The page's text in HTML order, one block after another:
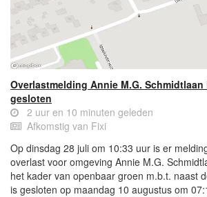
Overlastmelding Annie M.G.
gesloten
2 uur en 10 minuten geleden
Afkomstig van Fixi
Op dinsdag 28 juli om 10:33 uur is er
overlast voor omgeving Annie M.G.
het kader van openbaar groen m.b.t. naast
is gesloten op maandag 10 augustus om